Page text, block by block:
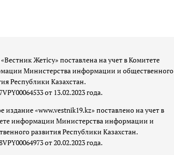
«Вестник Жетісу» поставлена на учет в Комитете
Министерства информации и общественного
Республики Казахстан.
от 13.02.2023 года.
издание «www.vestnik19.kz» поставлено на учет в
информации Министерства информации и
развития Республики Казахстан.
от 20.02.2023 года.